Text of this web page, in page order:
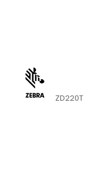
ZD220T